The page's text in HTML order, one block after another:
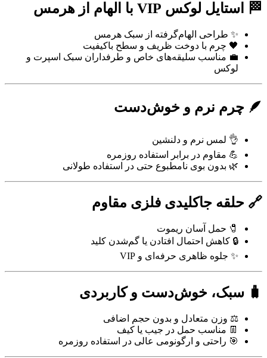
🏁 استایل لوکس VIP با الهام از هرمس
✨ طراحی الهام‌گرفته از سبک هرمس
🖤 چرم با دوخت ظریف و سطح باکیفیت
💼 مناسب سلیقه‌های خاص و طرفداران سبک اسپرت و
لوکس
🪶 چرم نرم و خوش‌دست
👌 لمس نرم و دلنشین
💪 مقاوم در برابر استفاده روزمره
🌿 بدون بوی نامطبوع حتی در استفاده طولانی
🔗 حلقه جاکلیدی فلزی مقاوم
🧷 حمل آسان ریموت
🔒 کاهش احتمال افتادن یا گم‌شدن کلید
✨ جلوه ظاهری حرفه‌ای و VIP
🧳 سبک، خوش‌دست و کاربردی
⚖️ وزن متعادل و بدون حجم اضافی
👖 مناسب حمل در جیب یا کیف
🎯 راحتی و ارگونومی عالی در استفاده روزمره